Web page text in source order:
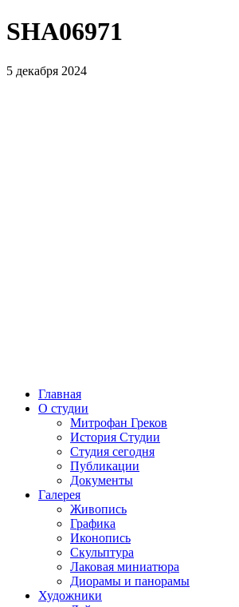
SHA06971
5 декабря 2024
Главная
О студии
Митрофан Греков
История Студии
Студия сегодня
Публикации
Документы
Галерея
Живопись
Графика
Иконопись
Скульптура
Лаковая миниатюра
Диорамы и панорамы
Художники